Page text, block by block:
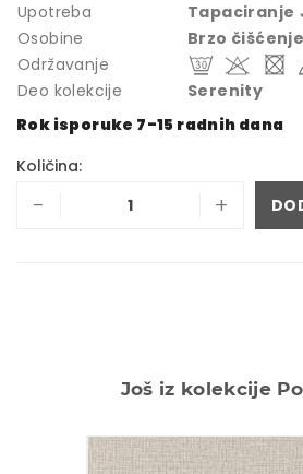
Upotreba
Tapaciranje
Osobine
Brzo čišćenje
Održavanje
Deo kolekcije
Serenity
Rok isporuke 7-15 radnih dana
Količina:
- +
Još iz kolekcije